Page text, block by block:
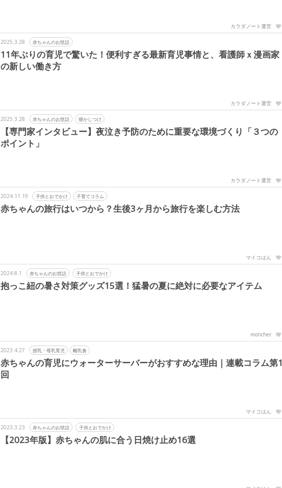
カラダノート運営
2025.3.28 赤ちゃんのお世話
11年ぶりの育児で驚いた！便利すぎる最新育児事情と、看護師ｘ漫画家
の新しい働き方
カラダノート運営
2025.3.28 赤ちゃんのお世話 寝かしつけ
【専門家インタビュー】夜泣き予防のために重要な環境づくり「３つの
ポイント」
カラダノート運営
2024.11.19 子供とおでかけ 子育てコラム
赤ちゃんの旅行はいつから？生後3ヶ月から旅行を楽しむ方法
マイコはん
2024.8.1 赤ちゃんのお世話 子供とおでかけ
抱っこ紐の暑さ対策グッズ15選！猛暑の夏に絶対に必要なアイテム
moncher
2023.4.27 授乳・母乳育児 離乳食
赤ちゃんの育児にウォーターサーバーがおすすめな理由｜連載コラム第1
回
マイコはん
2023.3.23 赤ちゃんのお世話 子供とおでかけ
【2023年版】赤ちゃんの肌に合う日焼け止め16選